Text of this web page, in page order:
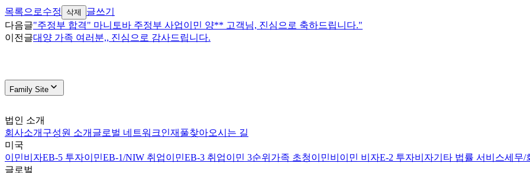
목록으로수정 삭제
글쓰기
다음글"주정부 합격" 마니토바 주정부 사업이민 양** 고객님, 진심으로 축하드립니다."
이전글대양 가족 여러분,, 진심으로 감사드립니다.
Family Site
법인 소개
회사소개 구성원 소개 글로벌 네트워크인재풀찾아오시는 길
미국
이민비자EB-5 투자이민EB-1/NIW 취업이민EB-3 취업이민 3순위 가족 초청이민비이민 비자E-2 투자비자기타 법률 서비스세무/
글로벌